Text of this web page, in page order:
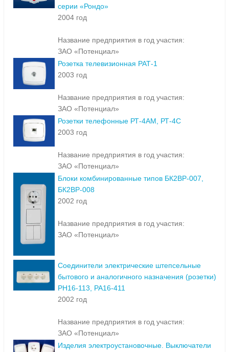
серии «Рондо»
2004 год
Название предприятия в год участия:
ЗАО «Потенциал»
Розетка телевизионная РАТ-1
2003 год
Название предприятия в год участия:
ЗАО «Потенциал»
Розетки телефонные РТ-4АМ, РТ-4С
2003 год
Название предприятия в год участия:
ЗАО «Потенциал»
Блоки комбинированные типов БК2ВР-007,
БК2ВР-008
2002 год
Название предприятия в год участия:
ЗАО «Потенциал»
Соединители электрические штепсельные
бытового и аналогичного назначения (розетки)
РН16-113, РА16-411
2002 год
Название предприятия в год участия:
ЗАО «Потенциал»
Изделия электроустановочные. Выключатели